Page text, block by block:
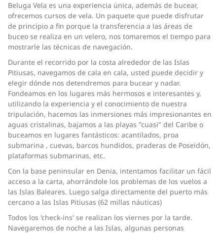
Beluga Vela es una experiencia única, además de bucear,
ofrecemos cursos de vela. Un paquete que puede disfrutar
de principio a fin porque la transferencia a las áreas de
buceo se realiza en un velero, nos tomaremos el tiempo para
mostrarle las técnicas de navegación.
Durante el recorrido por la costa alrededor de las Islas
Pitiusas, navegamos de cala en cala, usted puede decidir y
elegir dónde nos detendremos para bucear y nadar.
Fondeamos en los lugares más hermosos e interesantes y,
utilizando la experiencia y el conocimiento de nuestra
tripulación, hacemos las inmersiones más impresionantes en
aguas cristalinas, bajamos a las playas "cuasi" del Caribe o
buceamos en lugares fantásticos: acantilados, proa
submarina , cuevas, barcos hundidos, praderas de Poseidón,
plataformas submarinas, etc.
Con la base peninsular en Denia, intentamos facilitar un fácil
acceso a la carta, ahorrándole los problemas de los vuelos a
las Islas Baleares. Luego salga directamente del puerto más
cercano a las Islas Pitiusas (62 millas náuticas)
Todos los 'check-ins' se realizan los viernes por la tarde.
Navegaremos de noche a las Islas, algunas personas